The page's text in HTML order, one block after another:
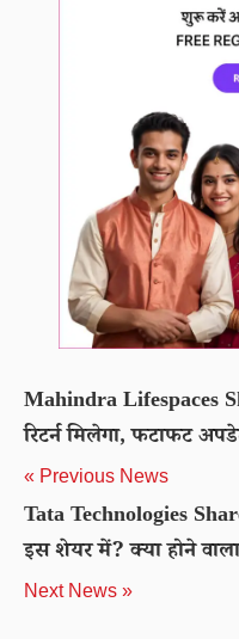
Mahindra Lifespaces
रिटर्न मिलेगा, फटाफट
« Previous News
Tata Technologies
इस शेयर में? क्या होने
Next News »